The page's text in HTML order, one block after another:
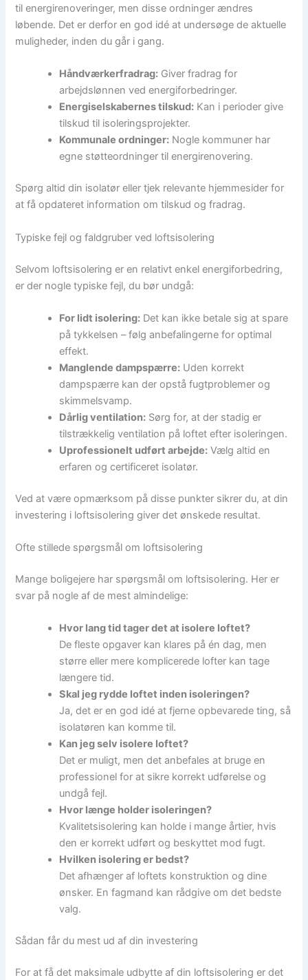
til energirenoveringer, men disse ordninger ændres
løbende. Det er derfor en god idé at undersøge de aktuelle
muligheder, inden du går i gang.
Håndværkerfradrag: Giver fradrag for
arbejdslønnen ved energiforbedringer.
Energiselskabernes tilskud: Kan i perioder give
tilskud til isoleringsprojekter.
Kommunale ordninger: Nogle kommuner har
egne støtteordninger til energirenovering.
Spørg altid din isolatør eller tjek relevante hjemmesider for
at få opdateret information om tilskud og fradrag.
Typiske fejl og faldgruber ved loftsisolering
Selvom loftsisolering er en relativt enkel energiforbedring,
er der nogle typiske fejl, du bør undgå:
For lidt isolering: Det kan ikke betale sig at spare
på tykkelsen – følg anbefalingerne for optimal
effekt.
Manglende dampspærre: Uden korrekt
dampspærre kan der opstå fugtproblemer og
skimmelsvamp.
Dårlig ventilation: Sørg for, at der stadig er
tilstrækkelig ventilation på loftet efter isoleringen.
Uprofessionelt udført arbejde: Vælg altid en
erfaren og certificeret isolatør.
Ved at være opmærksom på disse punkter sikrer du, at din
investering i loftsisolering giver det ønskede resultat.
Ofte stillede spørgsmål om loftsisolering
Mange boligejere har spørgsmål om loftsisolering. Her er
svar på nogle af de mest almindelige:
Hvor lang tid tager det at isolere loftet?
De fleste opgaver kan klares på én dag, men
større eller mere komplicerede lofter kan tage
længere tid.
Skal jeg rydde loftet inden isoleringen?
Ja, det er en god idé at fjerne opbevarede ting, så
isolatøren kan komme til.
Kan jeg selv isolere loftet?
Det er muligt, men det anbefales at bruge en
professionel for at sikre korrekt udførelse og
undgå fejl.
Hvor længe holder isoleringen?
Kvalitetsisolering kan holde i mange årtier, hvis
den er korrekt udført og beskyttet mod fugt.
Hvilken isolering er bedst?
Det afhænger af loftets konstruktion og dine
ønsker. En fagmand kan rådgive om det bedste
valg.
Sådan får du mest ud af din investering
For at få det maksimale udbytte af din loftsisolering er det